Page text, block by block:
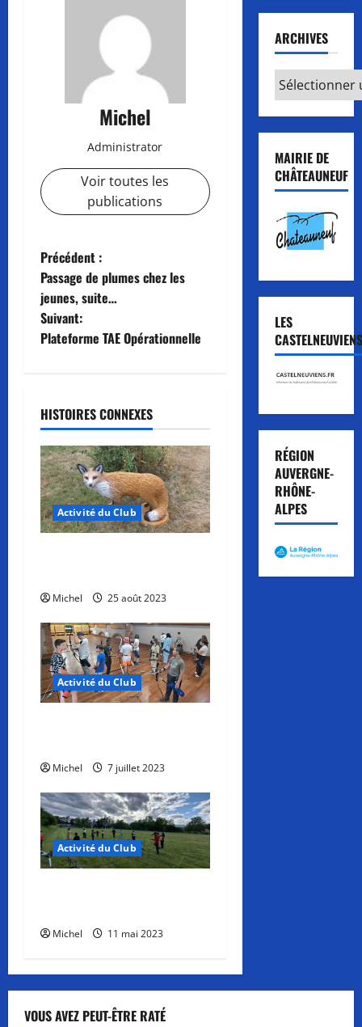
Michel
Administrator
Voir toutes les
publications
N
a
v
g
a
t
i
o
d
’
a
r
i
c
l
e
Précédent :
Passage de plumes chez les
jeunes, suite…
Suivant:
Plateforme TAE Opérationnelle
HISTOIRES CONNEXES
Activité du Club
Michel 25 août 2023
Activité du Club
Michel 7 juillet 2023
Activité du Club
Michel 11 mai 2023
ARCHIVES
Archives
MAIRIE DE
CHÂTEAUNEUF
LES
CASTELNEUVIENS
RÉGION
AUVERGNE-
RHÔNE-
ALPES
VOUS AVEZ PEUT-ÊTRE RATÉ